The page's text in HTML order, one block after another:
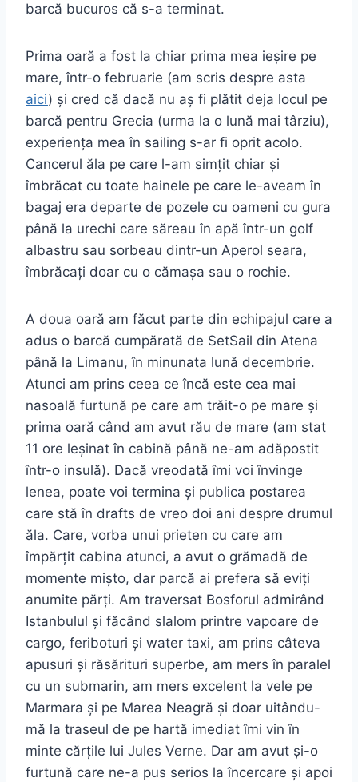
barcă bucuros că s-a terminat.
Prima oară a fost la chiar prima mea ieșire pe
mare, într-o februarie (am scris despre asta
aici) și cred că dacă nu aș fi plătit deja locul pe
barcă pentru Grecia (urma la o lună mai târziu),
experiența mea în sailing s-ar fi oprit acolo.
Cancerul ăla pe care l-am simțit chiar și
îmbrăcat cu toate hainele pe care le-aveam în
bagaj era departe de pozele cu oameni cu gura
până la urechi care săreau în apă într-un golf
albastru sau sorbeau dintr-un Aperol seara,
îmbrăcați doar cu o cămașa sau o rochie.
A doua oară am făcut parte din echipajul care a
adus o barcă cumpărată de SetSail din Atena
până la Limanu, în minunata lună decembrie.
Atunci am prins ceea ce încă este cea mai
nasoală furtună pe care am trăit-o pe mare și
prima oară când am avut rău de mare (am stat
11 ore leșinat în cabină până ne-am adăpostit
într-o insulă). Dacă vreodată îmi voi învinge
lenea, poate voi termina și publica postarea
care stă în drafts de vreo doi ani despre drumul
ăla. Care, vorba unui prieten cu care am
împărțit cabina atunci, a avut o grămadă de
momente mișto, dar parcă ai prefera să eviți
anumite părți. Am traversat Bosforul admirând
Istanbulul și făcând slalom printre vapoare de
cargo, feriboturi și water taxi, am prins câteva
apusuri și răsărituri superbe, am mers în paralel
cu un submarin, am mers excelent la vele pe
Marmara și pe Marea Neagră și doar uitându-
mă la traseul de pe hartă imediat îmi vin în
minte cărțile lui Jules Verne. Dar am avut și-o
furtună care ne-a pus serios la încercare și apoi